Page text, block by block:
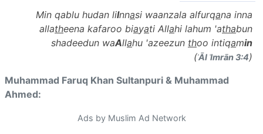
Min qablu hudan lilnnasi waanzala alfurqana inna
allatheena kafaroo biayati Allahi lahum 'athabun
shadeedun waAllahu 'azeezun thoo intiqamin
(ʾĀl ʿImrān 3:4)
Muhammad Faruq Khan Sultanpuri & Muhammad
Ahmed:
Ads by Muslim Ad Network